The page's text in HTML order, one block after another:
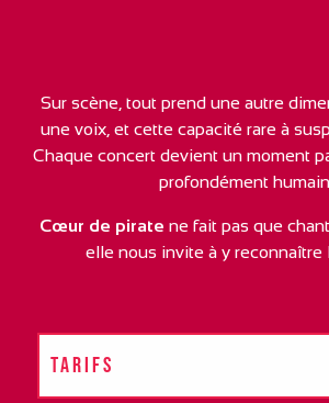
Sur scène, tout prend une autre
une voix, et cette capacité rare à
Chaque concert devient un moment
profondément
Cœur de pirate ne fait pas que
elle nous invite à y reconnaître
TARIFS